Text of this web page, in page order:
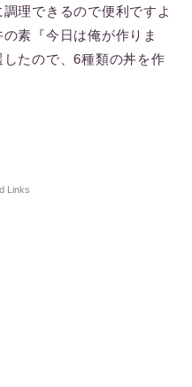
理できるので便利ですよ
素『今日は俺が作りま
たので、6種類の丼を作
Links